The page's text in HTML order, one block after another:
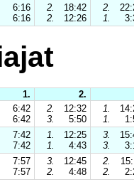
6:16 2. 18:42 2.
6:16 2. 12:26 1.
1.
2.
6:42 2. 12:32 1.
6:42 3. 5:50 1.
7:42 1. 12:25 3.
7:42 1. 4:43 3.
7:57 3. 12:45 2.
7:57 2. 4:48 2.